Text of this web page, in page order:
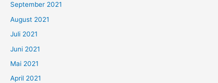
n
n
a
c
h
:
September 2021
August 2021
Juli 2021
Juni 2021
Mai 2021
April 2021